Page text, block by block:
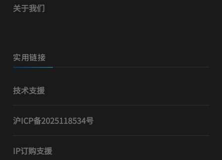
关于我们
实用链接
技术支援
沪ICP备2025118534号
IP订购支援